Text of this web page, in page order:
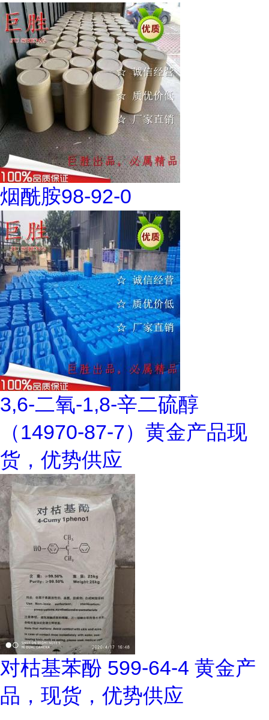
烟酰胺98-92-0
3,6-二氧-1,8-辛二硫醇
（14970-87-7）黄金产品现
货，优势供应
对枯基苯酚 599-64-4 黄金产
品，现货，优势供应